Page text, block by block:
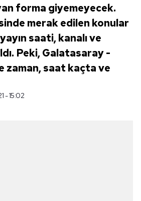
forma giyemeyecek.
merak edilen konular
saati, kanalı ve
Peki, Galatasaray -
zaman, saat kaçta ve
- 15:02